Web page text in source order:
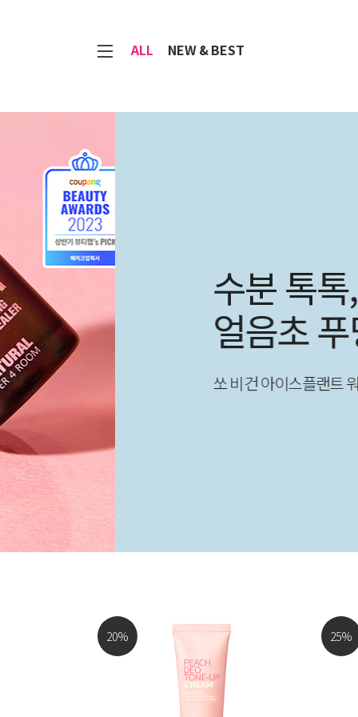
ALL NEW & BEST
수분 톡톡, 보습
얼음초 푸딩 크림
쏘 비건 아이스플랜트 워터 크림
20% 25%